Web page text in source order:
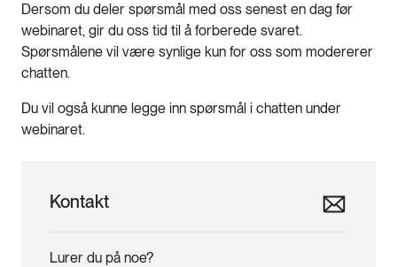
Dersom du deler spørsmål med oss senest en dag før
webinaret, gir du oss tid til å forberede svaret.
Spørsmålene vil være synlige kun for oss som modererer
chatten.
Du vil også kunne legge inn spørsmål i chatten under
webinaret.
Kontakt
Lurer du på noe?